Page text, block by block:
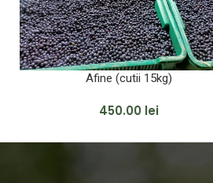
CITEȘTE MAI MULTAfine (cutii 15kg)
450.00 lei